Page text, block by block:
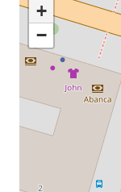
+
−